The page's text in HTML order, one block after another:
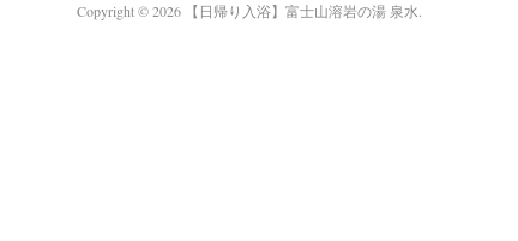
Copyright ©2026 【日帰り入浴】富士山溶岩の湯 泉水.